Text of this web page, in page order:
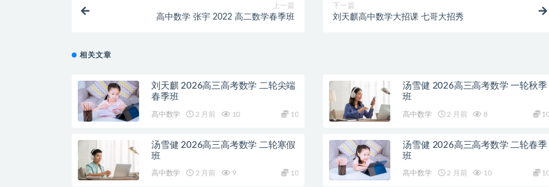
上一篇
高中数学 张宇 2022 高二数学春季班
下一篇
刘天麒高中数学大招课 七哥大招秀
相关文章
刘天麒 2026高三高考数学 二轮尖端
春季班
高中数学 2 月前 10 10
汤雪健 2026高三高考数学 一轮秋季
班
高中数学 2 月前 8
汤雪健 2026高三高考数学 二轮寒假
班
高中数学 2 月前 9 10
汤雪健 2026高三高考数学 二轮春季
班
高中数学 2 月前 10